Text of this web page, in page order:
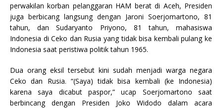
perwakilan korban pelanggaran HAM berat di Aceh, Presiden
juga berbicang langsung dengan Jaroni Soerjomartono, 81
tahun, dan Sudaryanto Priyono, 81 tahun, mahasiswa
Indonesia di Ceko dan Rusia yang tidak bisa kembali pulang ke
Indonesia saat peristiwa politik tahun 1965.
Dua orang eksil tersebut kini sudah menjadi warga negara
Ceko dan Rusia. “(Saya) tidak bisa kembali (ke Indonesia)
karena saya dicabut paspor,” ucap Soerjomartono saat
berbincang dengan Presiden Joko Widodo dalam acara